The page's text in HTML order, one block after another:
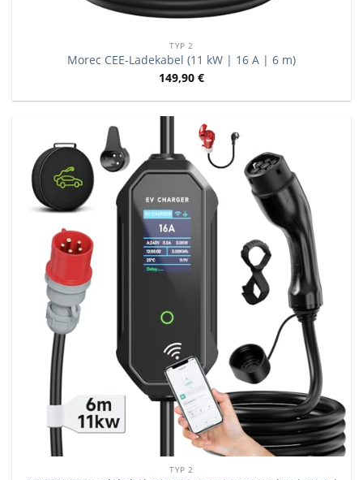
TYP 2
Morec CEE-Ladekabel (11 kW | 16 A | 6 m)
149,90 €
TYP 2